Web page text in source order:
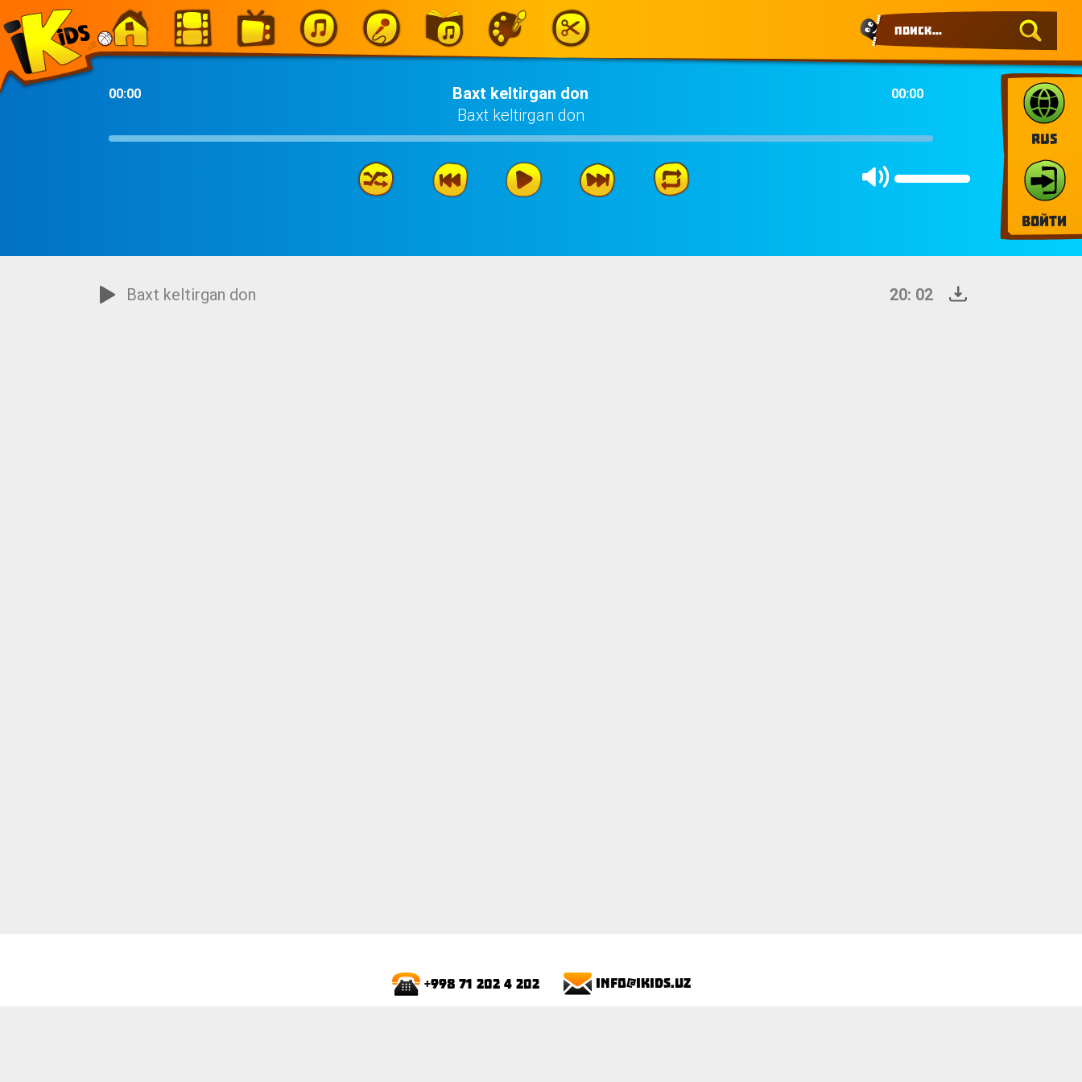
RUS
Войти
00:00
Baxt keltirgan don
Baxt keltirgan don
00:00
Baxt keltirgan don 20: 02
+998 71 202 4 202 info@ikids.uz